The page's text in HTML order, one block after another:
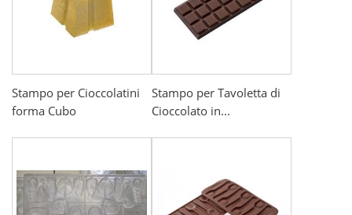
Stampo per Cioccolatini
forma Cubo
Stampo per Tavoletta di
Cioccolato in...